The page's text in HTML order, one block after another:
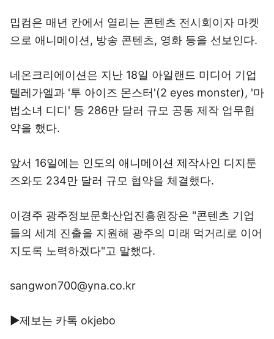
밉컴은 매년 칸에서 열리는 콘텐츠 전시회이자 마켓
으로 애니메이션, 방송 콘텐츠, 영화 등을 선보인다.
네온크리에이션은 지난 18일 아일랜드 미디어 기업
텔레가엘과 '투 아이즈 몬스터'(2 eyes monster), '마
법소녀 디디' 등 286만 달러 규모 공동 제작 업무협
약을 했다.
앞서 16일에는 인도의 애니메이션 제작사인 디지툰
즈와도 234만 달러 규모 협약을 체결했다.
이경주 광주정보문화산업진흥원장은 "콘텐츠 기업
들의 세계 진출을 지원해 광주의 미래 먹거리로 이어
지도록 노력하겠다"고 말했다.
sangwon700@yna.co.kr
▶제보는 카톡 okjebo